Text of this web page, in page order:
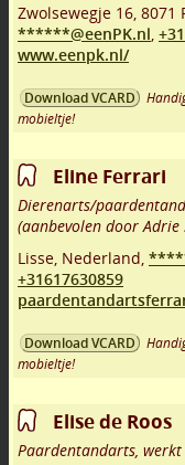
Zwolsewegje 16 8071
******@eenPK.nl
www.eenpk.nl/
Download VCARD
mobieltje!
Eline Ferrari
Dierenarts/
(aanbevolen door Adrie
Lisse Nederland,
+31617630859
Download VCARD
mobieltje!
Elise de Roos
Paardentandarts,